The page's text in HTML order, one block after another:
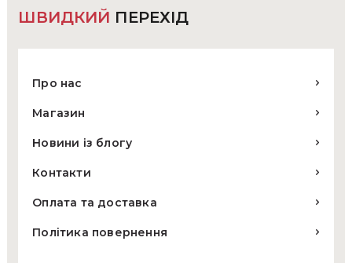
ШВИДКИЙ ПЕРЕХІД
Про нас
Магазин
Новини із блогу
Контакти
Оплата та доставка
Політика повернення